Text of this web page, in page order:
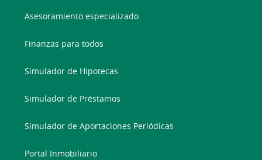
Asesoramiento especializado
Finanzas para todos
Simulador de Hipotecas
Simulador de Préstamos
Simulador de Aportaciones Periódicas
Portal Inmobiliario